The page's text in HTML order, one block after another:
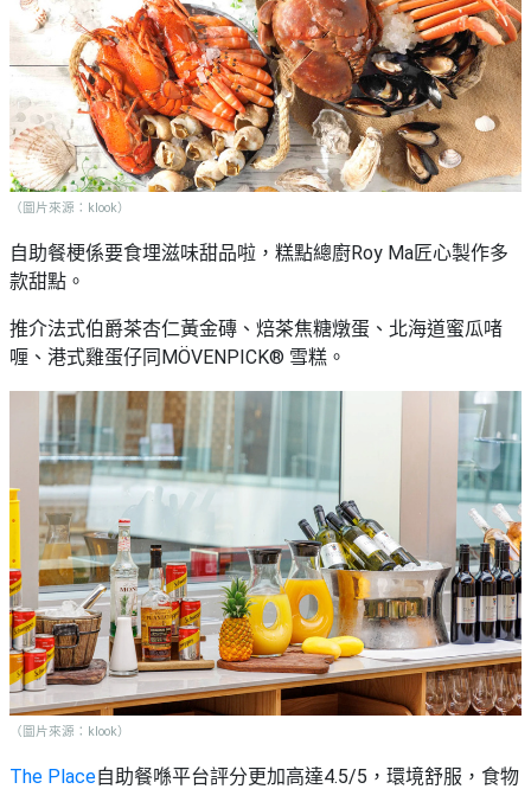
（圖片來源：klook）
自助餐梗係要食埋滋味甜品啦，糕點總廚Roy Ma匠心製作多
款甜點。
推介法式伯爵茶杏仁黃金磚、焙茶焦糖燉蛋、北海道蜜瓜啫
喱、港式雞蛋仔同MÖVENPICK® 雪糕。
（圖片來源：klook）
The Place自助餐喺平台評分更加高達4.5/5，環境舒服，食物